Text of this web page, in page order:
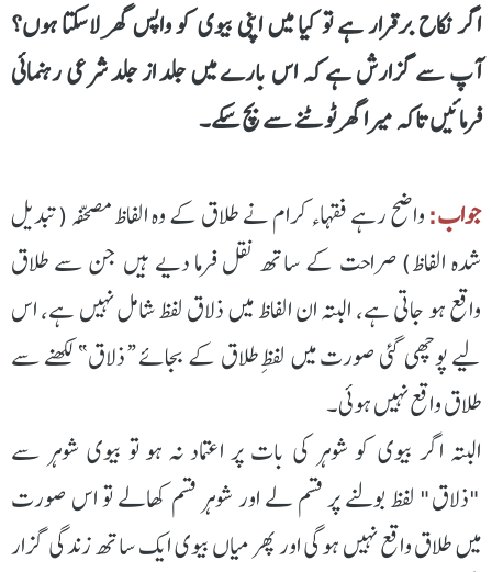
اگر نکاح برقرار ہے تو کیا میں اپنی بیوی کو واپس گھر لاسکتا ہوں؟
آپ سے گزارش ہے کہ اس بارے میں جلد از جلد شرعی رہنمائی
فرمائیں تاکہ میرا گھر ٹوٹنے سے بچ سکے۔
جواب:واضح رہے فقہاء کرام نے طلاق کے وہ الفاظ مصحّفہ (تبدیل
شدہ الفاظ) صراحت کے ساتھ نقل فرما دیے ہیں جن سے طلاق
واقع ہو جاتی ہے، البتہ ان الفاظ میں ذلاق لفظ شامل نہیں ہے، اس
لیے پوچھی گئی صورت میں لفظِ طلاق کے بجائے “ذلاق” لکھنے سے
طلاق واقع نہیں ہوئی۔
البتہ اگر بیوی کو شوہر کی بات پر اعتماد نہ ہو تو بیوی شوہر سے
"ذلاق" لفظ بولنے پر قسم لے اور شوہر قسم کھالے تو اس صورت
میں طلاق واقع نہیں ہوگی اور پھر میاں بیوی ایک ساتھ زندگی گزار